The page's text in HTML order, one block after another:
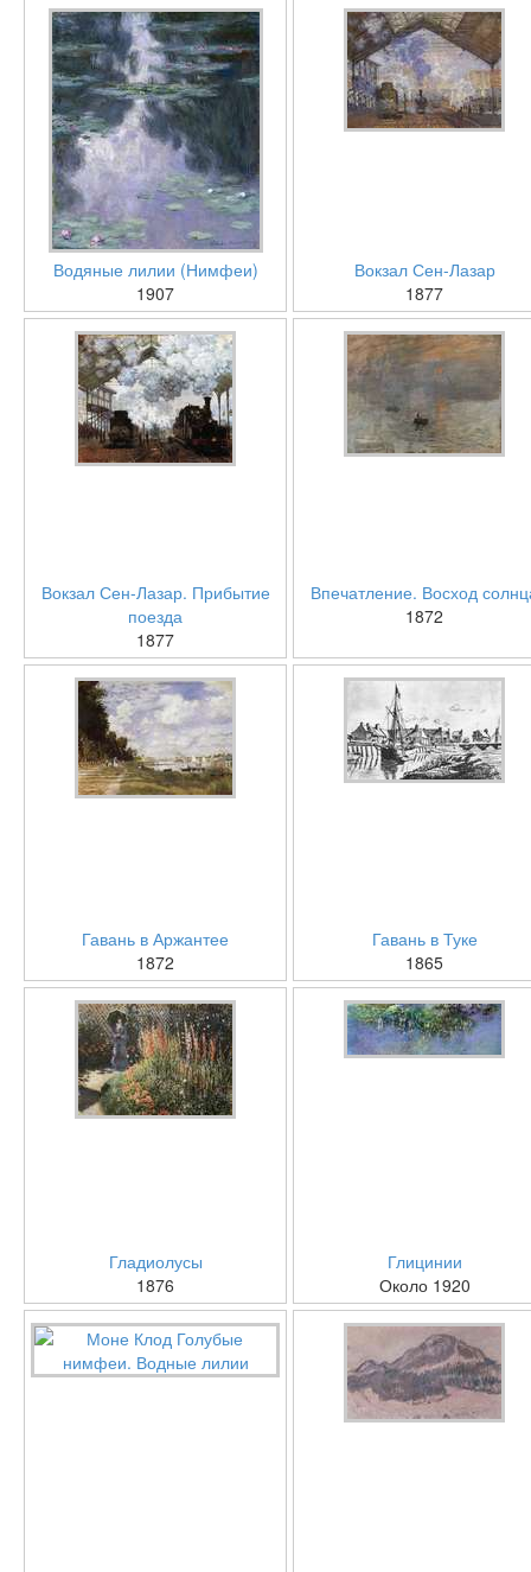
Водяные лилии (Нимфеи)
1907
Вокзал Сен-Лазар
1877
Вокзал Сен-Лазар. Прибытие
поезда
1877
Впечатление. Восход
1872
Гавань в Аржантее
1872
Гавань в Туке
1865
Гладиолусы
1876
Глицинии
Около 1920